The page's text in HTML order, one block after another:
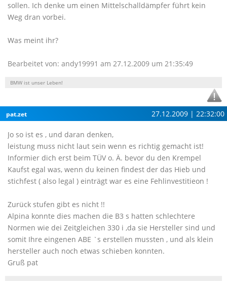
sollen. Ich denke um einen Mittelschalldämpfer führt kein
Weg dran vorbei.
Was meint ihr?
Bearbeitet von: andy19991 am 27.12.2009 um 21:35:49
BMW ist unser Leben!
pat.zet 27.12.2009 | 22:32:00
Jo so ist es , und daran denken,
leistung muss nicht laut sein wenn es richtig gemacht ist!
Informier dich erst beim TÜV o. Ä. bevor du den Krempel
Kaufst egal was, wenn du keinen findest der das Hieb und
stichfest ( also legal ) einträgt war es eine Fehlinvestitieon !
Zurück stufen gibt es nicht !!
Alpina konnte dies machen die B3 s hatten schlechtere
Normen wie dei Zeitgleichen 330 i ,da sie Hersteller sind und
somit Ihre eingenen ABE `s erstellen mussten , und als klein
hersteller auch noch etwas schieben konnten.
Gruß pat